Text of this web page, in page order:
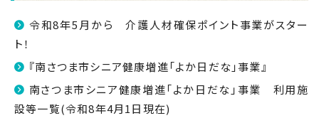
令和8年5月から 介護人材確保ポイント事業がスター
ト！
『南さつま市シニア健康増進「よか日だな」事業』
南さつま市シニア健康増進「よか日だな」事業 利用施
設等一覧(令和8年4月1日現在)